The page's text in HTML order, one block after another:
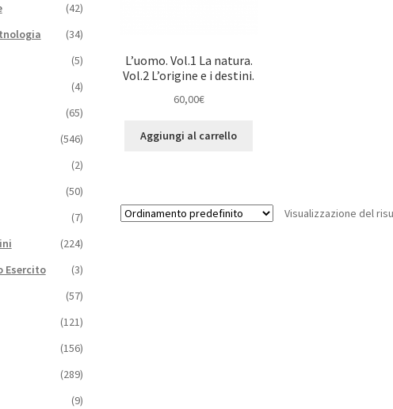
L’uomo. Vol.1 La natura.
Vol.2 L’origine e i destini.
60,00€
Aggiungi al carrello
Visualizzazione del
(42)
(34)
(5)
(4)
(65)
(546)
(2)
(50)
(7)
(224)
Esercito
(3)
(57)
(121)
(156)
(289)
(9)